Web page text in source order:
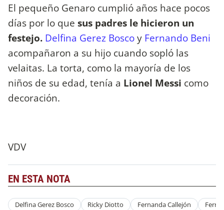
El pequeño Genaro cumplió años hace pocos
días por lo que sus padres le hicieron un
festejo. Delfina Gerez Boscoy Fernando Beni
acompañaron a su hijo cuando sopló las
velaitas. La torta, como la mayoría de los
niños de su edad, tenía a Lionel Messi como
decoración.
VDV
EN ESTA NOTA
Delfina Gerez Bosco Ricky Diotto Fernanda Callejón